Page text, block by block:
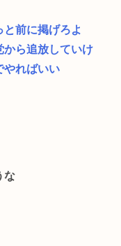
前に掲げろよ
から追放していけ
やればいい
な